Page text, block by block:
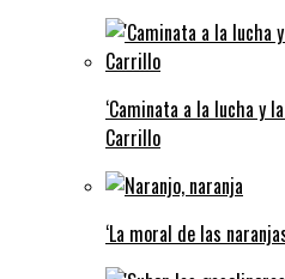
‘Caminata a la lucha y
Carrillo
‘La moral de las